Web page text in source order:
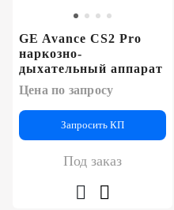
GE Avance CS2 Pro
наркозно-
дыхательный аппарат
Цена по запросу
Запросить КП
Под заказ